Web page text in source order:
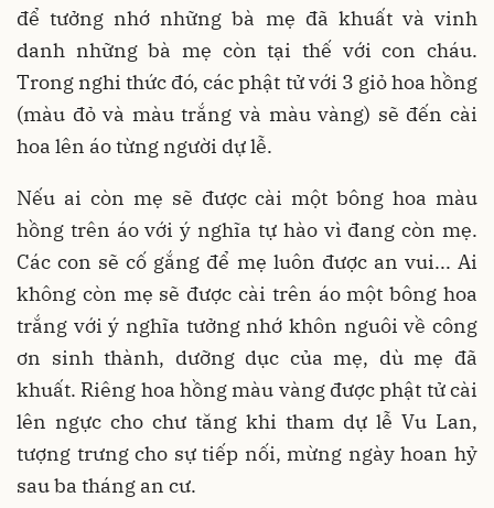
để tưởng nhớ những bà mẹ đã khuất và vinh
danh những bà mẹ còn tại thế với con cháu.
Trong nghi thức đó, các phật tử với 3 giỏ hoa hồng
(màu đỏ và màu trắng và màu vàng) sẽ đến cài
hoa lên áo từng người dự lễ.
Nếu ai còn mẹ sẽ được cài một bông hoa màu
hồng trên áo với ý nghĩa tự hào vì đang còn mẹ.
Các con sẽ cố gắng để mẹ luôn được an vui... Ai
không còn mẹ sẽ được cài trên áo một bông hoa
trắng với ý nghĩa tưởng nhớ khôn nguôi về công
ơn sinh thành, dưỡng dục của mẹ, dù mẹ đã
khuất. Riêng hoa hồng màu vàng được phật tử cài
lên ngực cho chư tăng khi tham dự lễ Vu Lan,
tượng trưng cho sự tiếp nối, mừng ngày hoan hỷ
sau ba tháng an cư.